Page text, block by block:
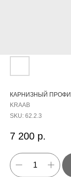
КАРНИЗНЫЙ
KRAAB
SKU: 62.2.3
7 200 р.